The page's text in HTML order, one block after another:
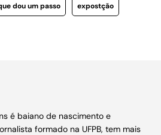
dou um passo expostção
é baiano de nascimento e
formado na UFPB, tem mais